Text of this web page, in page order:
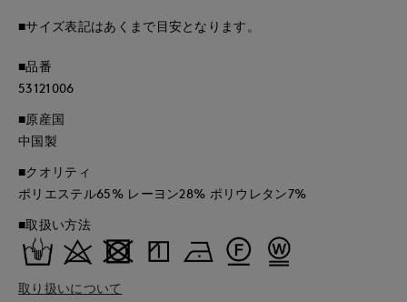
■サイズ表記はあくまで目安となります。
■品番
53121006
■原産国
中国製
■クオリティ
ポリエステル65% レーヨン28% ポリウレタン7%
■取扱い方法
取り扱いについて